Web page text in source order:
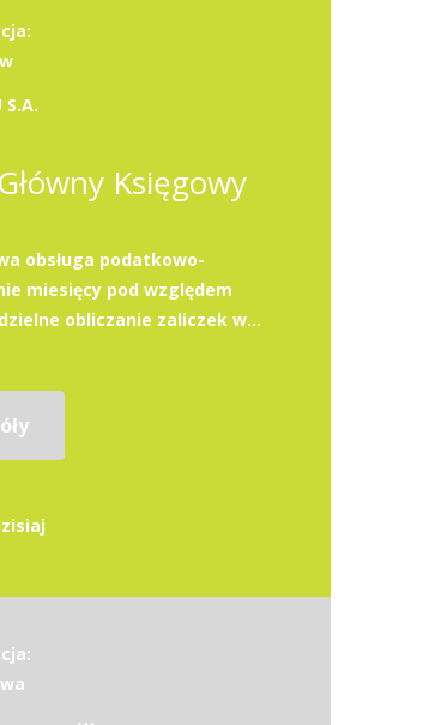
S.A.
Księgowy
obsługa podatkowo-
miesięcy pod względem
obliczanie zaliczek w...